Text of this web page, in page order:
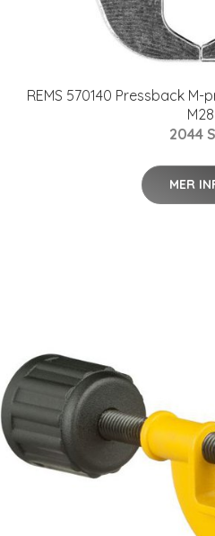
REMS 570140 Pressback
M28
2044
MER